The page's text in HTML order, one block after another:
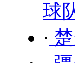
球
·